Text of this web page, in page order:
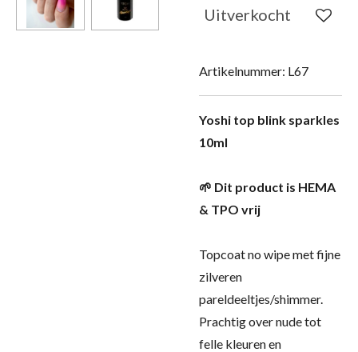
Uitverkocht
Artikelnummer: L67
Yoshi top blink sparkles
10ml
🌱 Dit product is HEMA
& TPO vrij
Topcoat no wipe met fijne
zilveren
pareldeeltjes/shimmer.
Prachtig over nude tot
felle kleuren en